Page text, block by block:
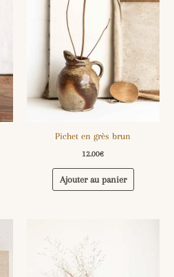
Pichet en grès brun
12.00€
Ajouter au panier